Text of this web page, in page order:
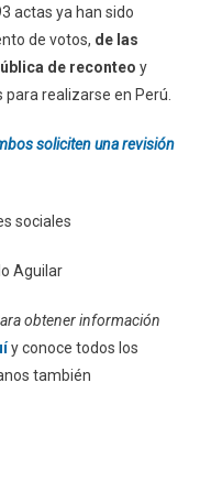
actas ya han sido
de votos, de las
de reconteo y
realizarse en Perú.
soliciten una revisión
sociales
Aguilar
obtener información
y conoce todos los
también